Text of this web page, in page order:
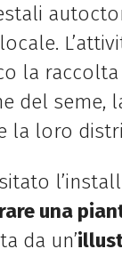
la raccolta
del seme,
la loro
una
da un’